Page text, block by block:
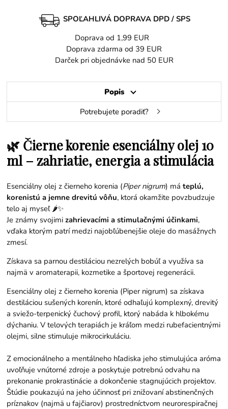
SPOĽAHLIVÁ DOPRAVA DPD / SPS
Doprava od 1,99 EUR
Doprava zdarma od 39 EUR
Darček pri objednávke nad 50 EUR
Popis
Potrebujete poradiť?
🌿 Čierne korenie esenciálny olej 10
ml – zahriatie, energia a stimulácia
Esenciálny olej z čierneho korenia (Piper nigrum) máteplú,
korenistú a jemne drevitú vôňu, ktorá okamžite povzbudzuje
telo aj myseľ 🌶️✨
Je známy svojimizahrievacími a stimulačnými účinkami,
vďaka ktorým patrí medzi najobľúbenejšie oleje do masážnych
zmesí.
Získava sa parnou destiláciou nezrelých bobúľ a využíva sa
najmä v aromaterapii, kozmetike a športovej regenerácii.
Esenciálny olej z čierneho korenia (Piper nigrum) sa získava
destiláciou sušených korenín, ktoré odhaľujú komplexný, drevitý
a sviežo-terpenický čuchový profil, ktorý nabáda k hlbokému
dýchaniu. V telových terapiách je kráľom medzi rubefacientnými
olejmi, silne stimuluje mikrocirkuláciu.
Z emocionálneho a mentálneho hľadiska jeho stimulujúca aróma
uvoľňuje vnútorné zdroje a poskytuje potrebnú odvahu na
prekonanie prokrastinácie a dokončenie stagnujúcich projektov.
Štúdie poukazujú na jeho účinnosť pri znižovaní abstinenčných
príznakov (najmä u fajčiarov) prostredníctvom neurorespiračnej